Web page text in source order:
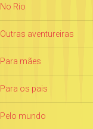
No Rio
Outras aventureiras
Para mães
Para os pais
Pelo mundo